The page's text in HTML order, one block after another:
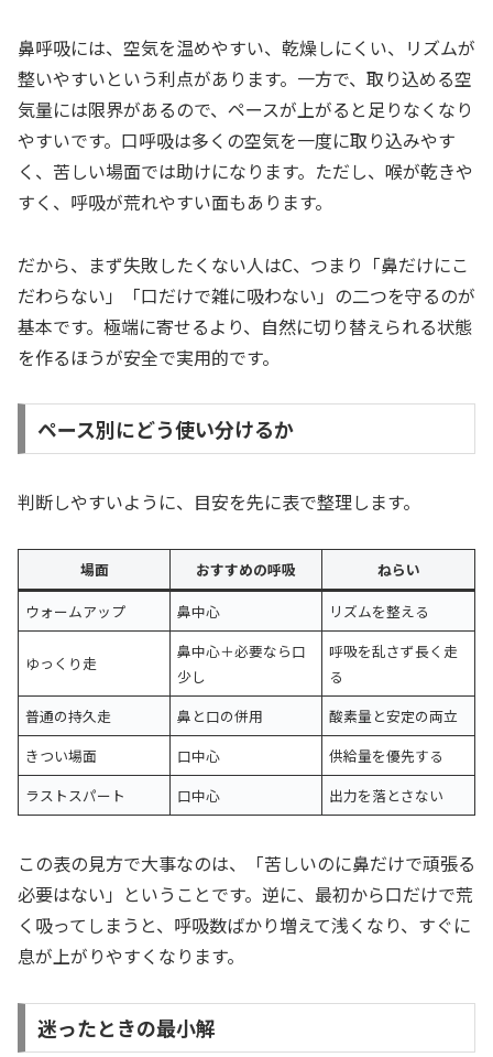
鼻呼吸には、空気を温めやすい、乾燥しにくい、リズムが
整いやすいという利点があります。一方で、取り込める空
気量には限界があるので、ペースが上がると足りなくなり
やすいです。口呼吸は多くの空気を一度に取り込みやす
く、苦しい場面では助けになります。ただし、喉が乾きや
すく、呼吸が荒れやすい面もあります。
だから、まず失敗したくない人はC、つまり「鼻だけにこ
だわらない」「口だけで雑に吸わない」の二つを守るのが
基本です。極端に寄せるより、自然に切り替えられる状態
を作るほうが安全で実用的です。
ペース別にどう使い分けるか
判断しやすいように、目安を先に表で整理します。
場面 おすすめの呼吸
ねらい
ウォームアップ
鼻中心 リズムを整える
ゆっくり走
鼻中心＋必要なら口
少し
呼吸を乱さず長く走
る
普通の持久走
鼻と口の併用
酸素量と安定の両立
きつい場面
口中心
供給量を優先する
ラストスパート
口中心 出力を落とさない
この表の見方で大事なのは、「苦しいのに鼻だけで頑張る
必要はない」ということです。逆に、最初から口だけで荒
く吸ってしまうと、呼吸数ばかり増えて浅くなり、すぐに
息が上がりやすくなります。
迷ったときの最小解